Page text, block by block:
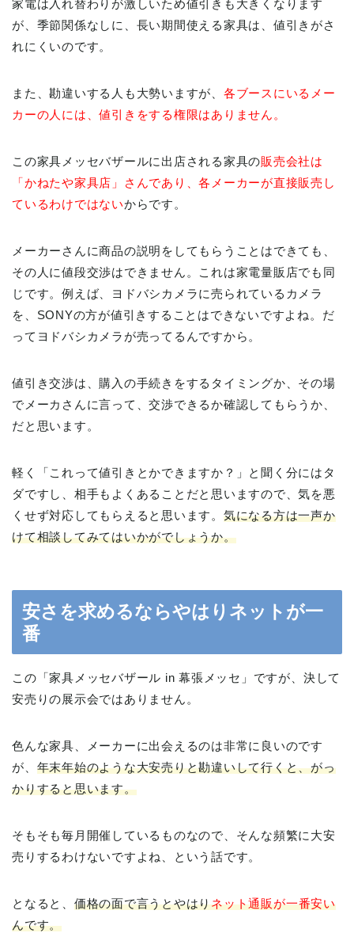
家電は入れ替わりが激しいため値引きも大きくなります
が、季節関係なしに、長い期間使える家具は、値引きがさ
れにくいのです。
また、勘違いする人も大勢いますが、 各ブースにいるメー
カーの人には、値引きをする権限はありません。
この家具メッセバザールに出店される家具の販売会社は
「かねたや家具店」さんであり、各メーカーが直接販売し
ているわけではないからです。
メーカーさんに商品の説明をしてもらうことはできても、
その人に値段交渉はできません。これは家電量販店でも同
じです。例えば、ヨドバシカメラに売られているカメラ
を、SONYの方が値引きすることはできないですよね。だ
ってヨドバシカメラが売ってるんですから。
値引き交渉は、購入の手続きをするタイミングか、その場
でメーカさんに言って、交渉できるか確認してもらうか、
だと思います。
軽く「これって値引きとかできますか？」と聞く分にはタ
ダですし、相手もよくあることだと思いますので、気を悪
くせず対応してもらえると思います。 気になる方は一声か
けて相談してみてはいかがでしょうか。
安さを求めるならやはりネットが一
番
この「家具メッセバザール in 幕張メッセ」ですが、決して
安売りの展示会ではありません。
色んな家具、メーカーに出会えるのは非常に良いのです
が、 年末年始のような大安売りと勘違いして行くと、がっ
かりすると思います。
そもそも毎月開催しているものなので、そんな頻繁に大安
売りするわけないですよね、という話です。
となると、 価格の面で言うとやはりネット通販が一番安い
んです。